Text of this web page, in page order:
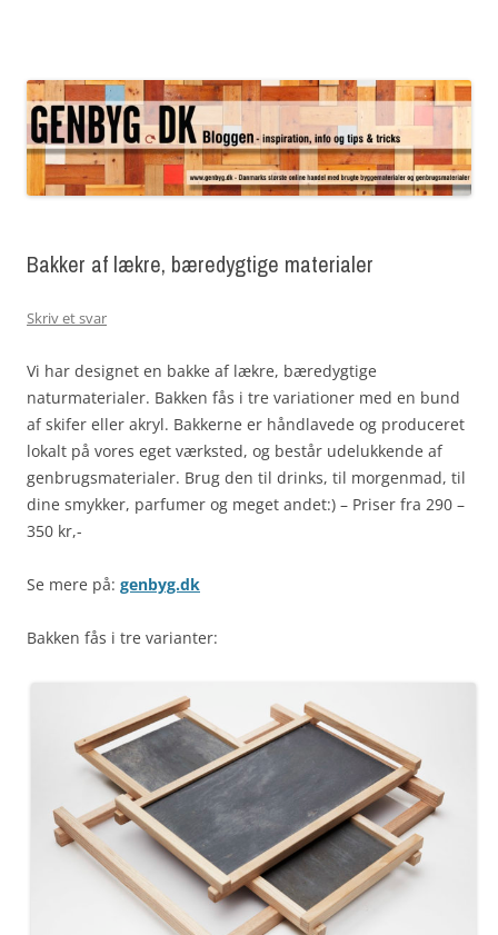
tricks
til
indhold
Bakker af lækre, bæredygtige materialer
Skriv et svar
Vi har designet en bakke af lækre, bæredygtige
naturmaterialer. Bakken fås i tre variationer med en bund
af skifer eller akryl. Bakkerne er håndlavede og produceret
lokalt på vores eget værksted, og består udelukkende af
genbrugsmaterialer. Brug den til drinks, til morgenmad, til
dine smykker, parfumer og meget andet:) – Priser fra 290 –
350 kr,-
Se mere på: genbyg.dk
Bakken fås i tre varianter: